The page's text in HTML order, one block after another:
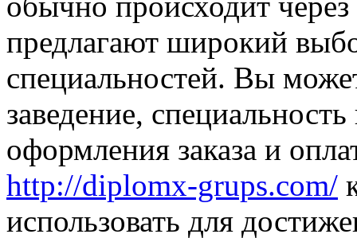
предлагают широкий
специальностей. Вы
заведение,
оформления заказа и
http://diplomx-grups.com/
использовать для